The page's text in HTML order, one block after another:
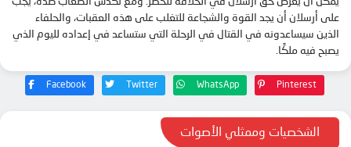
الحلقة 23
الحلقة 24
على أرسلان أن يجد القوة والشجاعة للتغلب على هذه العقبات، والحلفاء
الذين سيساعدونه في القتال في الرحلة التي ستساعد في إعداده لليوم الذي
يصبح فيه ملكًا.
Facebook Twitter WhatsApp Pinterest
الشخصيات وممثلي الأصوات